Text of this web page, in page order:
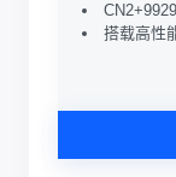
搭载高性